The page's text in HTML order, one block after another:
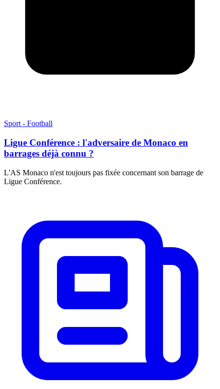
Sport - Football
Ligue Conférence : l'adversaire de Monaco en
barrages déjà connu ?
L'AS Monaco n'est toujours pas fixée concernant son barrage de
Ligue Conférence.